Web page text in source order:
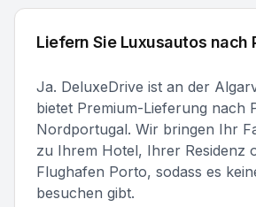
Liefern Sie Luxusautos nach
Ja. DeluxeDrive ist an der
bietet Premium-Lieferung nach
Nordportugal. Wir bringen Ihr
zu Ihrem Hotel, Ihrer Residenz
Flughafen Porto, sodass es
besuchen gibt.